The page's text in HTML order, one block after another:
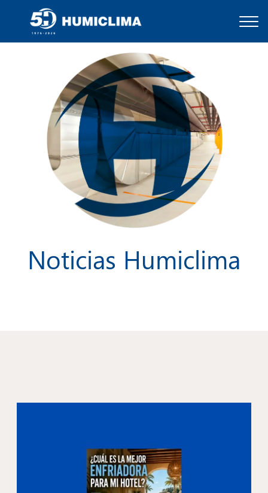
Noticias Humiclima